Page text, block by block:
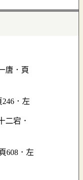
．左
608．左